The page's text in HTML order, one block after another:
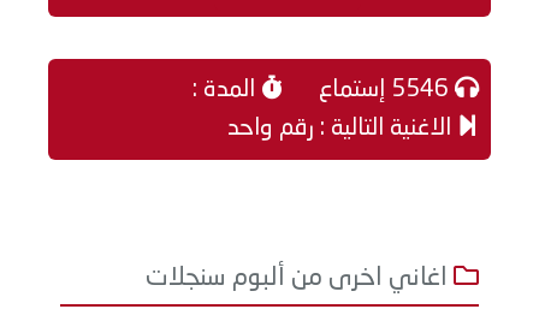
المدة :
الاغنية التالية : رقم واحد
اغاني اخرى من ألبوم سنجلات